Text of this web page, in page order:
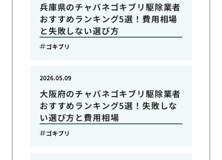
兵庫県のチャバネゴキブリ駆除業者
おすすめランキング5選！費用相場
と失敗しない選び方
ゴキブリ
大阪府のチャバネゴキブリ駆除業者
おすすめランキング5選！失敗しな
い選び方と費用相場
2026.05.09
ゴキブリ